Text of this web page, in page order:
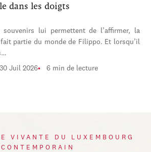
dans les doigts
lui permettent de l’affirmer, la
partie du monde de Filippo. Et lorsqu’il
30 Juil 2026 6 min de lecture
VIVANTE DU LUXEMBOURG
CONTEMPORAIN